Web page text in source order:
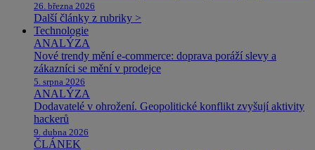
26. března 2026
Další články z rubriky >
Technologie
ANALÝZA
Nové trendy mění e-commerce: doprava poráží slevy a
zákazníci se mění v prodejce
5. srpna 2026
ANALÝZA
Dodavatelé v ohrožení. Geopolitické konflikt zvyšují aktivity
hackerů
9. dubna 2026
ČLÁNEK